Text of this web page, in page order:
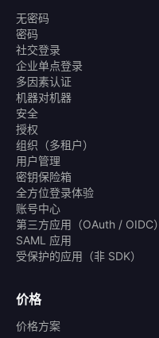
无密码
密码
社交登录
企业单点登录
多因素认证
机器对机器
安全
授权
组织（多租户）
用户管理
密钥保险箱
全方位登录体验
账号中心
第三方应用（OAuth / OIDC）
SAML 应用
受保护的应用（非 SDK）
价格
价格方案